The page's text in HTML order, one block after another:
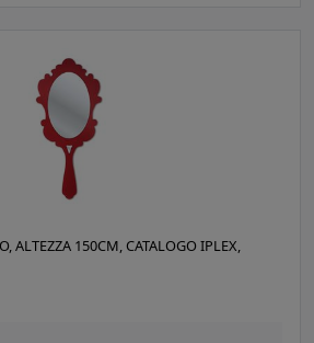
ALTEZZA 150CM, CATALOGO IPLEX,